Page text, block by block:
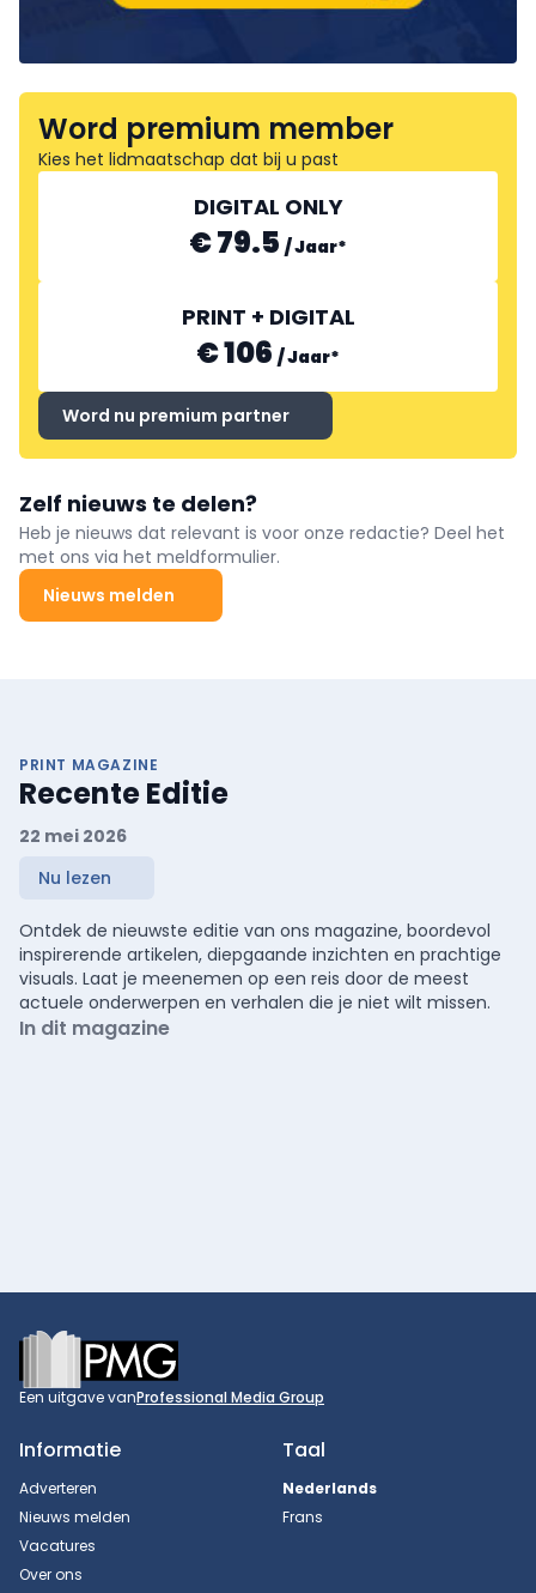
Word premium member
Kies het lidmaatschap dat bij u past
DIGITAL ONLY
€ 79.5 /Jaar*
PRINT + DIGITAL
€ 106 /Jaar*
Word nu premium partner
Zelf nieuws te delen?
Heb je nieuws dat relevant is voor onze redactie? Deel het
met ons via het meldformulier.
Nieuws melden
PRINT MAGAZINE
Recente Editie
22 mei 2026
Nu lezen
Ontdek de nieuwste editie van ons magazine, boordevol
inspirerende artikelen, diepgaande inzichten en prachtige
visuals. Laat je meenemen op een reis door de meest
actuele onderwerpen en verhalen die je niet wilt missen.
In dit magazine
Footer
Een uitgave vanProfessional Media Group
Informatie
Adverteren
Nieuws melden
Vacatures
Over ons
Taal
Nederlands
Frans